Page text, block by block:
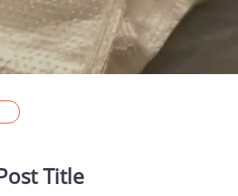
Title